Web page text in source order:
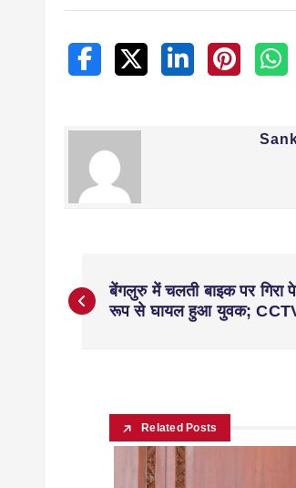
बेंगलुरु में चलती बाइक पर गिरा
रूप से घायल हुआ युवक; CCTV
Related Posts